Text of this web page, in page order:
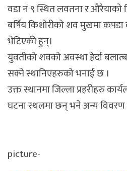
वडा नं ९ स्थित लवतना र औरैयाको
बर्षिय किशोरीको शव मुखमा
भेटिएकी हुन्।
युवतीको शवको अवस्था हेर्दा
सक्ने स्थानिएहरुको भनाई छ ।
उक्त स्थानमा जिल्ला प्रहरीहरु
घटना स्थलमा छन् भने अन्य
picture-